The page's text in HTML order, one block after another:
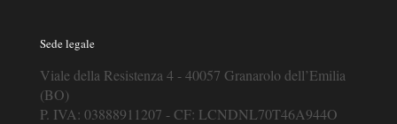
Sede legale
Viale della Resistenza 4 - 40057 Granarolo dell’Emilia
(BO)
P. IVA: 03888911207 - CF: LCNDNL70T46A944O